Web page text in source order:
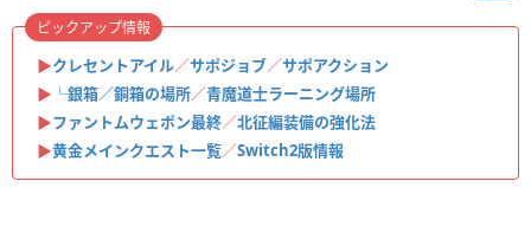
▶クレセントアイル／サポジョブ／サポアクション
▶ └銀箱／銅箱の場所／青魔道士ラーニング場所
▶ファントムウェポン最終／北征編装備の強化法
▶黄金メインクエスト一覧／Switch2版情報
ピックアップ情報